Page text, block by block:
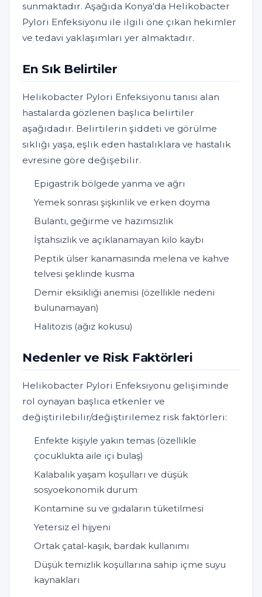
sunmaktadır. Aşağıda Konya'da Helikobacter
Pylori Enfeksiyonu ile ilgili öne çıkan hekimler
ve tedavi yaklaşımları yer almaktadır.
En Sık Belirtiler
Helikobacter Pylori Enfeksiyonu tanısı alan
hastalarda gözlenen başlıca belirtiler
aşağıdadır. Belirtilerin şiddeti ve görülme
sıklığı yaşa, eşlik eden hastalıklara ve hastalık
evresine göre değişebilir.
Epigastrik bölgede yanma ve ağrı
Yemek sonrası şişkinlik ve erken doyma
Bulantı, geğirme ve hazımsızlık
İştahsızlık ve açıklanamayan kilo kaybı
Peptik ülser kanamasında melena ve kahve
telvesi şeklinde kusma
Demir eksikliği anemisi (özellikle nedeni
bulunamayan)
Halitozis (ağız kokusu)
Nedenler ve Risk Faktörleri
Helikobacter Pylori Enfeksiyonu gelişiminde
rol oynayan başlıca etkenler ve
değiştirilebilir/değiştirilemez risk faktörleri:
Enfekte kişiyle yakın temas (özellikle
çocuklukta aile içi bulaş)
Kalabalık yaşam koşulları ve düşük
sosyoekonomik durum
Kontamine su ve gıdaların tüketilmesi
Yetersiz el hijyeni
Ortak çatal-kaşık, bardak kullanımı
Düşük temizlik koşullarına sahip içme suyu
kaynakları